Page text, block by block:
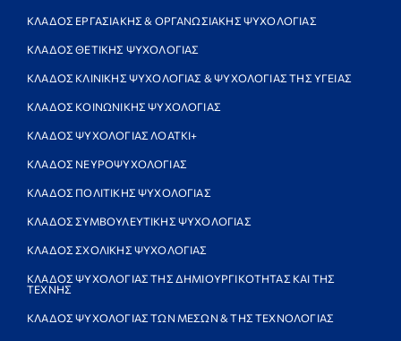
ΚΛΑΔΟΣ ΕΡΓΑΣΙΑΚΗΣ & ΟΡΓΑΝΩΣΙΑΚΗΣ ΨΥΧΟΛΟΓΙΑΣ
ΚΛΑΔΟΣ ΘΕΤΙΚΗΣ ΨΥΧΟΛΟΓΙΑΣ
ΚΛΑΔΟΣ ΚΛΙΝΙΚΗΣ ΨΥΧΟΛΟΓΙΑΣ & ΨΥΧΟΛΟΓΙΑΣ ΤΗΣ ΥΓΕΙΑΣ
ΚΛΑΔΟΣ ΚΟΙΝΩΝΙΚΗΣ ΨΥΧΟΛΟΓΙΑΣ
ΚΛΑΔΟΣ ΨΥΧΟΛΟΓΙΑΣ ΛΟΑΤΚΙ+
ΚΛΑΔΟΣ ΝΕΥΡΟΨΥΧΟΛΟΓΙΑΣ
ΚΛΑΔΟΣ ΠΟΛΙΤΙΚΗΣ ΨΥΧΟΛΟΓΙΑΣ
ΚΛΑΔΟΣ ΣΥΜΒΟΥΛΕΥΤΙΚΗΣ ΨΥΧΟΛΟΓΙΑΣ
ΚΛΑΔΟΣ ΣΧΟΛΙΚΗΣ ΨΥΧΟΛΟΓΙΑΣ
ΚΛΑΔΟΣ ΨΥΧΟΛΟΓΙΑΣ ΤΗΣ ΔΗΜΙΟΥΡΓΙΚΟΤΗΤΑΣ ΚΑΙ ΤΗΣ
ΤΕΧΝΗΣ
ΚΛΑΔΟΣ ΨΥΧΟΛΟΓΙΑΣ ΤΩΝ ΜΕΣΩΝ & ΤΗΣ ΤΕΧΝΟΛΟΓΙΑΣ